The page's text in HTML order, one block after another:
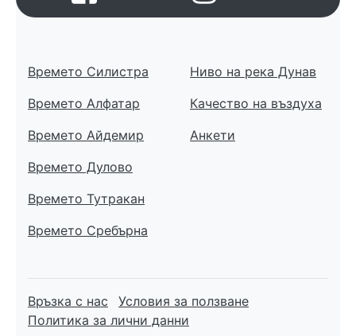
Времето Силистра
Времето Алфатар
Времето Айдемир
Времето Дулово
Времето Тутракан
Времето Сребърна
Ниво на река Дунав
Качество на въздуха
Анкети
Връзка с нас
Условия за ползване
Политика за лични данни